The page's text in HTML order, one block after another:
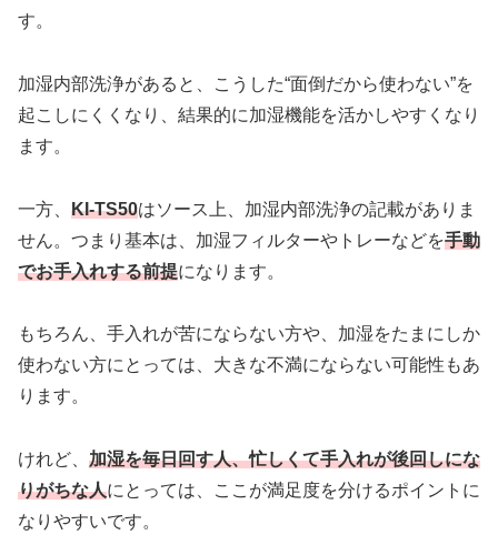
す。
加湿内部洗浄があると、こうした“面倒だから使わない”を
起こしにくくなり、結果的に加湿機能を活かしやすくなり
ます。
一方、 KI-TS50はソース上、加湿内部洗浄の記載がありま
せん。つまり基本は、加湿フィルターやトレーなどを手動
でお手入れする前提になります。
もちろん、手入れが苦にならない方や、加湿をたまにしか
使わない方にとっては、大きな不満にならない可能性もあ
ります。
けれど、 加湿を毎日回す人、忙しくて手入れが後回しにな
りがちな人にとっては、ここが満足度を分けるポイントに
なりやすいです。